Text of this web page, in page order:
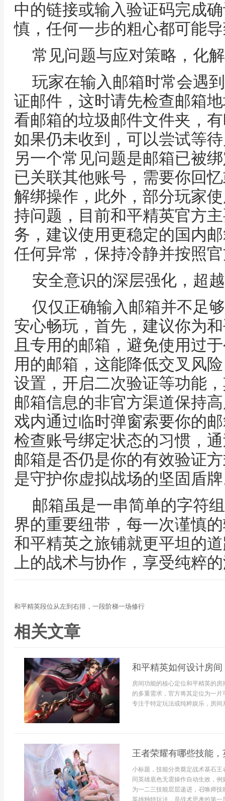
中的链接或输入验证码完成
慎，任何一步的粗心都可能
常见问题与应对策略，化
玩家在输入邮箱时常会遇
证邮件，这时请先检查邮箱
看邮箱的垃圾邮件文件夹，
如果仍未收到，可以尝试等
另一个常见问题是邮箱已被
已关联其他账号，需要你回
解绑操作，此外，部分玩家
持问题，目前和平精英官方
务，建议使用更稳定的国内
任何异常，保持冷静并按照
安全意识的深层强化，超
仅仅正确输入邮箱并不足
安心畅玩，首先，建议你为
且专用的邮箱，避免使用过
用的邮箱，这能降低交叉风
设置，开启二次验证等功能
邮箱信息的非官方渠道保持
戏内通过临时弹窗索要你的
检查账号绑定状态的习惯，
邮箱是否仍是你的有效验证
是守护你虚拟战场的坚固盾
邮箱虽是一串简单的字符
界的重要纽带，每一次谨慎
和平精英之旅铺就更平坦的
上的战术与协作，享受纯粹
和平精英段位从左到右排，一段阶梯一场修行
相关文章
和平精英如何设计房
房间功能的核心定位和平精英的
的多重需求，官方将其定位为一
专注于特定玩法或纯粹娱乐，房间
王者荣耀有哪些技能
小标题，技能分类奠定战术基石
同英雄底色无需操作自动生效，
为一二三技能层层递进，召唤师
英雄独特玩法，是战术思考的第